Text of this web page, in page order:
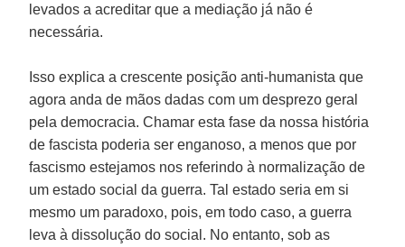
levados a acreditar que a mediação já não é
necessária.
Isso explica a crescente posição anti-humanista que
agora anda de mãos dadas com um desprezo geral
pela democracia. Chamar esta fase da nossa história
de fascista poderia ser enganoso, a menos que por
fascismo estejamos nos referindo à normalização de
um estado social da guerra. Tal estado seria em si
mesmo um paradoxo, pois, em todo caso, a guerra
leva à dissolução do social. No entanto, sob as